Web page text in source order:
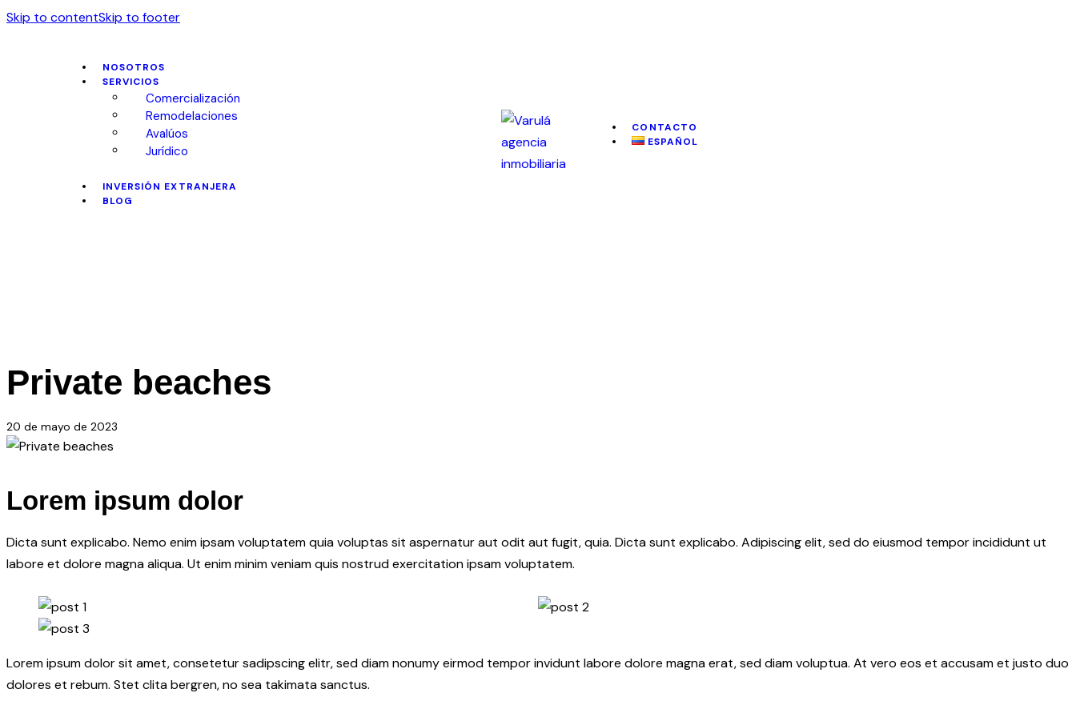
Skip to contentSkip to footer
NOSOTROS
SERVICIOS
Comercialización
Remodelaciones
Avalúos
Jurídico
INVERSIÓN EXTRANJERA
BLOG
CONTACTO
ESPAÑOL
Private beaches
20 de mayo de 2023
Lorem ipsum dolor
Dicta sunt explicabo. Nemo enim ipsam voluptatem quia voluptas sit aspernatur aut odit aut fugit, quia. Dicta sunt explicabo. Adipiscing elit, sed do eiusmod tempor incididunt ut
labore et dolore magna aliqua. Ut enim minim veniam quis nostrud exercitation ipsam voluptatem.
Lorem ipsum dolor sit amet, consetetur sadipscing elitr, sed diam nonumy eirmod tempor invidunt labore dolore magna erat, sed diam voluptua. At vero eos et accusam et justo duo
dolores et rebum. Stet clita bergren, no sea takimata sanctus.